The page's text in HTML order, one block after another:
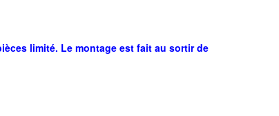
limité. Le montage est fait au sortir de